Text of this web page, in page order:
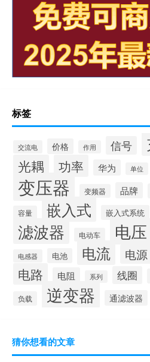
标签
交流电 价格 作用 信号
光耦 功率 华为 单位
变压器 变频器 品牌
容量 嵌入式 嵌入式系统
滤波器 电动车 电压
电感器 电池 电流 电源
电路 电阻 系列 线圈
负载 逆变器 通滤波器
猜你想看的文章